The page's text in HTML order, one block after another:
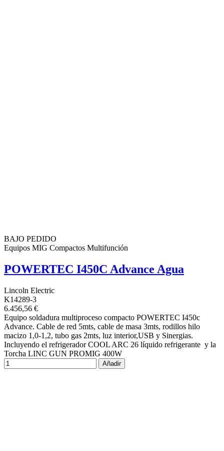
BAJO PEDIDO
Equipos MIG Compactos Multifunción
POWERTEC I450C Advance Agua
Lincoln Electric
K14289-3
6.456,56 €
Equipo soldadura multiproceso compacto POWERTEC I450c
Advance. Cable de red 5mts, cable de masa 3mts, rodillos hilo
macizo 1,0-1,2, tubo gas 2mts, luz interior,USB y Sinergias.
Incluyendo el refrigerador COOL ARC 26 líquido refrigerante y la
Torcha LINC GUN PROMIG 400W
Añadir